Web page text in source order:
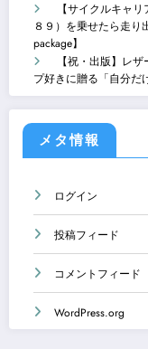
【サイクルキャ
８９）を乗せたら走り
package】
【祝・出版】レ
プ好きに贈る「自分だ
メタ情報
ログイン
投稿フィード
コメントフィード
WordPress.org